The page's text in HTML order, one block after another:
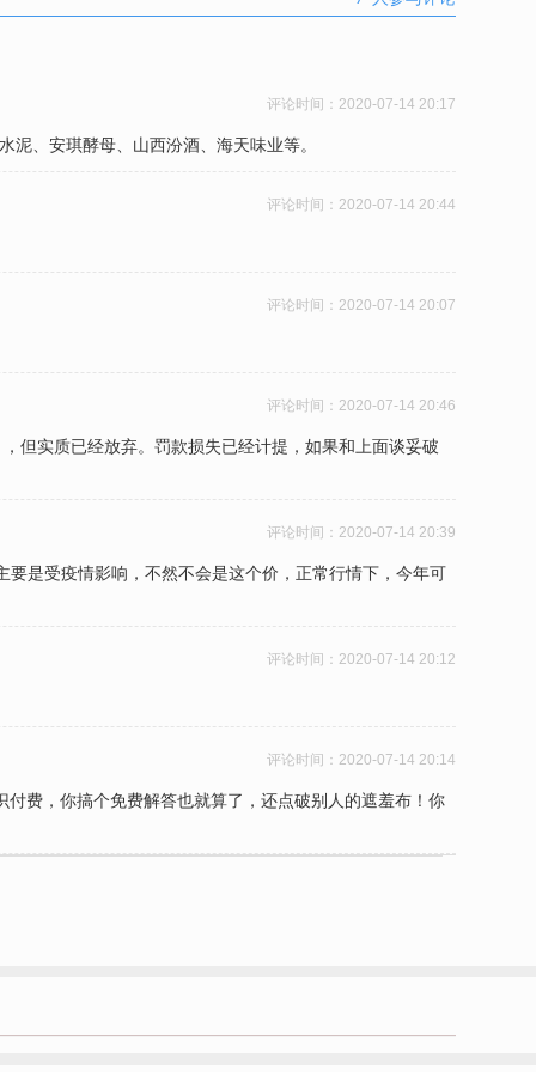
评论时间： 2020-07-14 20:17
、安琪酵母、山西汾酒、海天味业等。
评论时间： 2020-07-14 20:44
评论时间： 2020-07-14 20:07
评论时间： 2020-07-14 20:46
但实质已经放弃。罚款损失已经计提，如果和上面谈妥破
评论时间： 2020-07-14 20:39
是受疫情影响，不然不会是这个价，正常行情下，今年可
评论时间： 2020-07-14 20:12
评论时间： 2020-07-14 20:14
费，你搞个免费解答也就算了，还点破别人的遮羞布！你